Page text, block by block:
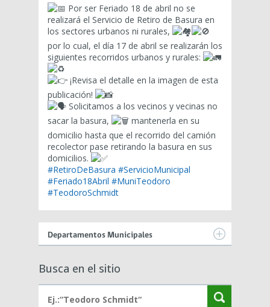
Por ser Feriado 18 de abril no se
realizará el Servicio de Retiro de Basura en
los sectores urbanos ni rurales,
por lo cual, el día 17 de abril se realizarán los
siguientes recorridos urbanos y rurales:
¡Revisa el detalle en la imagen de esta
publicación!
Solicitamos a los vecinos y vecinas no
sacar la basura,
mantenerla en su
domicilio hasta que el recorrido del camión
recolector pase retirando la basura en sus
domicilios.
#RetiroDeBasura #ServicioMunicipal
#Feriado18Abril #MuniTeodoro
#TeodoroSchmidt
Departamentos Municipales
Busca en el sitio